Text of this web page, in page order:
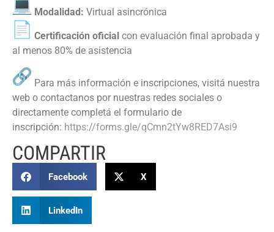
Modalidad: Virtual asincrónica
Certificación oficial con evaluación final aprobada y
al menos 80% de asistencia
Para más información e inscripciones, visitá nuestra
web o contactanos por nuestras redes sociales o
directamente completá el formulario de
inscripción: https://forms.gle/qCmn2tYw8RED7Asi9
COMPARTIR
Facebook X
LinkedIn